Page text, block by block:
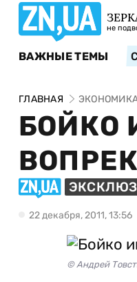
не
ВАЖНЫЕ ТЕМЫ
ГЛАВНАЯ
БОЙКО
22 декабря, 2011, 13:56
© Андрей